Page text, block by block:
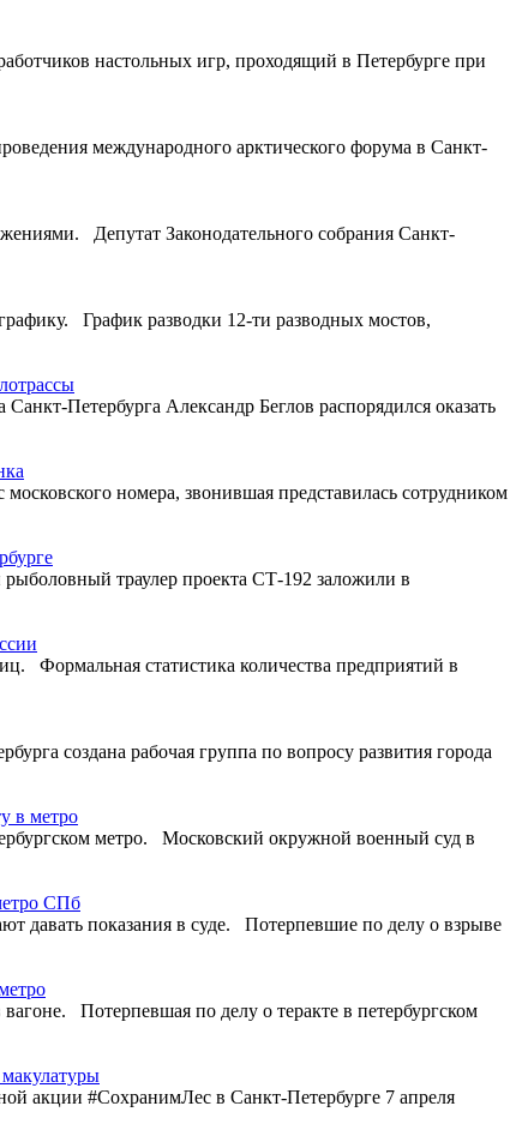
настольных игр, проходящий в Петербурге при
международного арктического форума в Санкт-
Депутат Законодательного собрания Санкт-
График разводки 12-ти разводных мостов,
Петербурга Александр Беглов распорядился оказать
номера, звонившая представилась сотрудником
траулер проекта СТ-192 заложили в
Формальная статистика количества предприятий в
создана рабочая группа по вопросу развития города
в метро
метро. Московский окружной военный суд в
СПб
давать показания в суде. Потерпевшие по делу о взрыве
Потерпевшая по делу о теракте в петербургском
акции #СохранимЛес в Санкт-Петербурге 7 апреля